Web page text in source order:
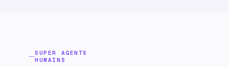
SUPER AGENTS
HUMAINS